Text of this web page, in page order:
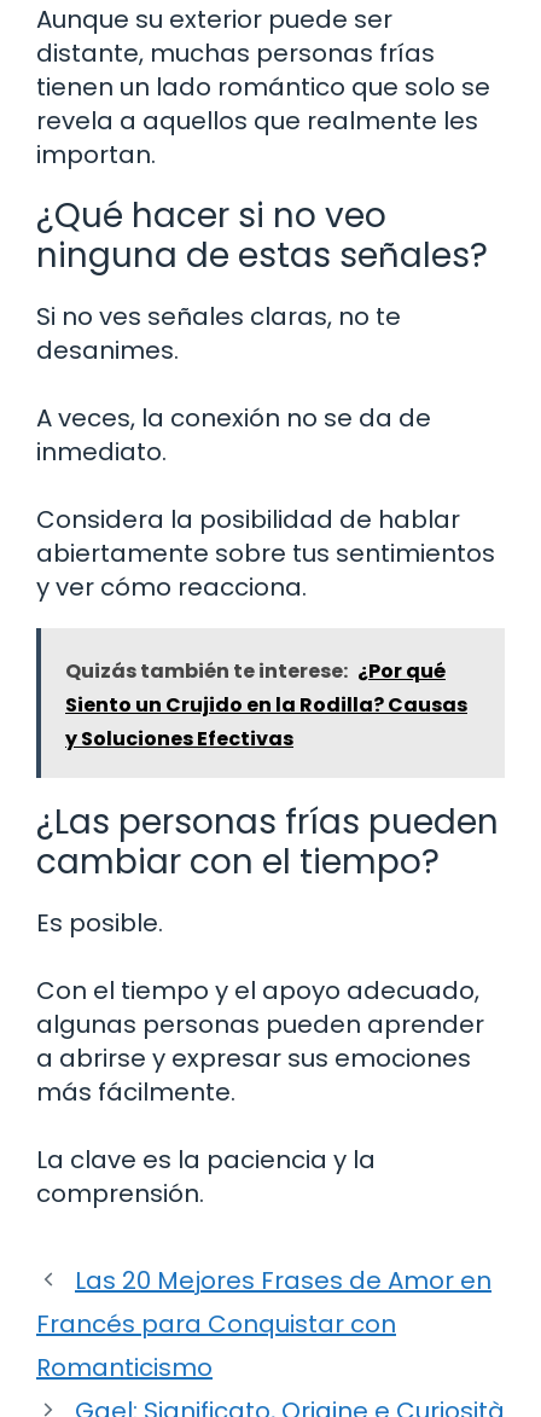
Aunque su exterior puede ser
distante, muchas personas frías
tienen un lado romántico que solo se
revela a aquellos que realmente les
importan.
¿Qué hacer si no veo
ninguna de estas señales?
Si no ves señales claras, no te
desanimes.
A veces, la conexión no se da de
inmediato.
Considera la posibilidad de hablar
abiertamente sobre tus sentimientos
y ver cómo reacciona.
Quizás también te interese: ¿Por qué
Siento un Crujido en la Rodilla? Causas
y Soluciones Efectivas
¿Las personas frías pueden
cambiar con el tiempo?
Es posible.
Con el tiempo y el apoyo adecuado,
algunas personas pueden aprender
a abrirse y expresar sus emociones
más fácilmente.
La clave es la paciencia y la
comprensión.
Las 20 Mejores Frases de Amor en
Francés para Conquistar con
Romanticismo